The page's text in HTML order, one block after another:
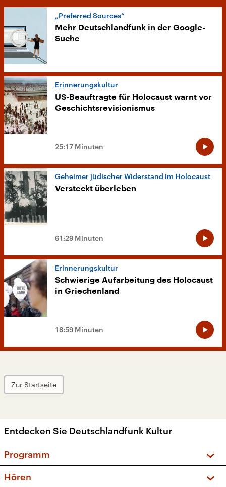
„Preferred Sources“
Mehr Deutschlandfunk in der Google-
Suche
Erinnerungskultur
US-Beauftragte für Holocaust warnt vor
Geschichtsrevisionismus
25:17 Minuten
Geheimer jüdischer Widerstand im Holocaust
Versteckt überleben
61:29 Minuten
Erinnerungskultur
Schwierige Aufarbeitung des Holocaust
in Griechenland
18:59 Minuten
Zur Startseite
Entdecken Sie Deutschlandfunk Kultur
Programm
Hören